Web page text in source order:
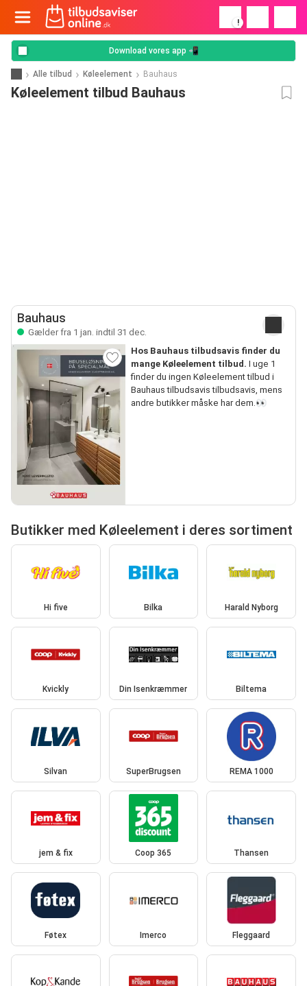
!
Download vores app 📲
Alle tilbud Køleelement Bauhaus
Køleelement tilbud Bauhaus
Bauhaus
Gælder fra 1 jan. indtil 31 dec.
Hos Bauhaus tilbudsavis finder du
mange Køleelement tilbud. I uge 1
finder du ingen Køleelement tilbud i
Bauhaus tilbudsavis tilbudsavis, mens
andre butikker måske har dem.👀
Butikker med Køleelement i deres sortiment
Hi five Bilka Harald Nyborg
Kvickly Din Isenkræmmer Biltema
Silvan SuperBrugsen REMA 1000
jem & fix Coop 365 Thansen
Føtex Imerco Fleggaard